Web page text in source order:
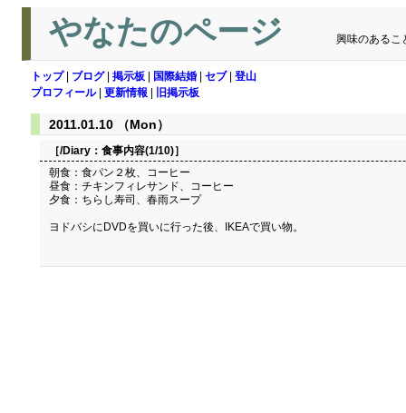
やなたのページ 興味のあるこ
トップ| ブログ| 掲示板 国際結婚 セブ| 登山
プロフィール| 更新情報 旧掲示板
2011.01.10 （Mon）
［/Diary： 食事内容(1/10)］
朝食：食パン２枚、コーヒー
昼食：チキンフィレサンド、コーヒー
夕食：ちらし寿司、春雨スープ
ヨドバシにDVDを買いに行った後、IKEAで買い物。